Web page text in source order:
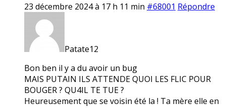
23 décembre 2024 à 17 h 11 min #68001 Répondre
Patate12
Bon ben il y a du avoir un bug
MAIS PUTAIN ILS ATTENDE QUOI LES FLIC POUR
BOUGER ? QU4IL TE TUE ?
Heureusement que se voisin été la ! Ta mère elle en